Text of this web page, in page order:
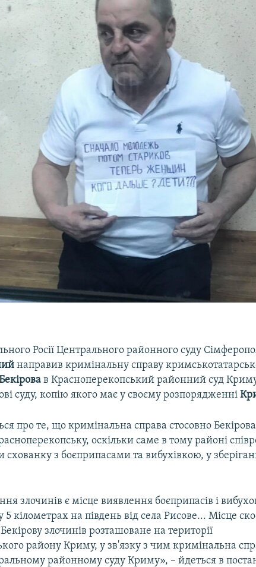
Росії Центрального районного суду
направив кримінальну справу
в Красноперекопський районний суд
суду, копію якого має у своєму розпорядженні
про те, що кримінальна справа стосовно
оскільки саме в тому районі
схованку з боєприпасами та вибухівкою, у
злочинів є місце виявлення боєприпасів і
кілометрах на південь від села Рисове... Місце
злочинів розташоване на території
району Криму, у зв'язку з чим кримінальна
районному суду Криму», – йдеться в